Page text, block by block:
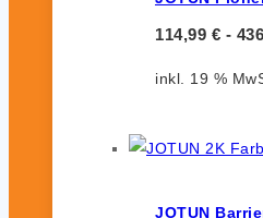
114,99 € -
inkl. 19 %
JOTUN